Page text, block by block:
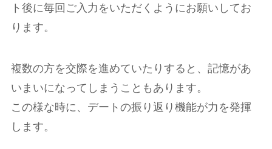
ト後に毎回ご入力をいただくようにお願いしてお
ります。
複数の方を交際を進めていたりすると、記憶があ
いまいになってしまうこともあります。
この様な時に、デートの振り返り機能が力を発揮
します。